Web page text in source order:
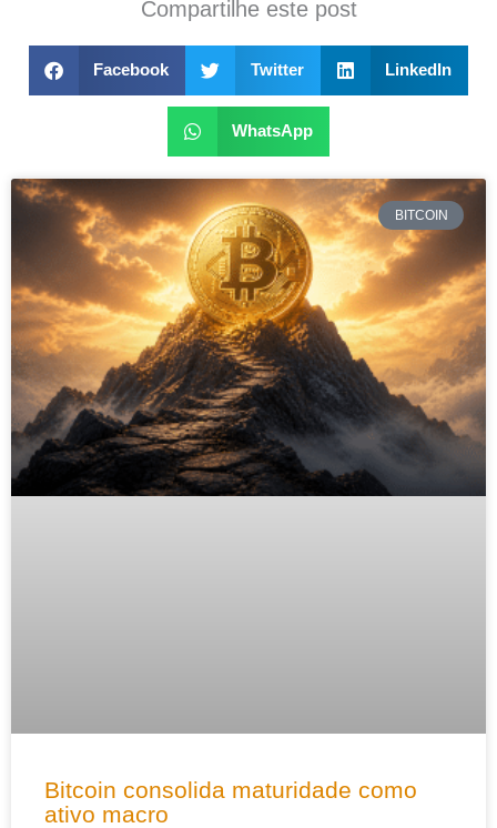
Compartilhe este post
Facebook Twitter LinkedIn
WhatsApp
BITCOIN
Bitcoin consolida maturidade como
ativo macro